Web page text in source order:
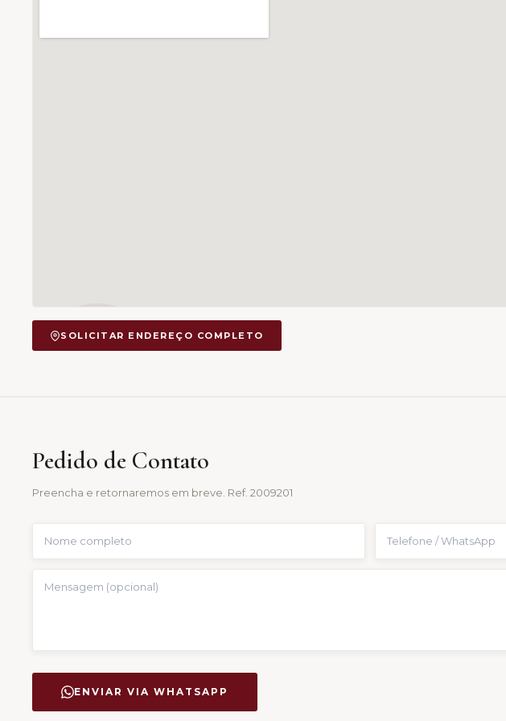
SOLICITAR ENDEREÇO COMPLETO
Pedido de Contato
Preencha e retornaremos em breve. Ref. 2009201
ENVIAR VIA WHATSAPP